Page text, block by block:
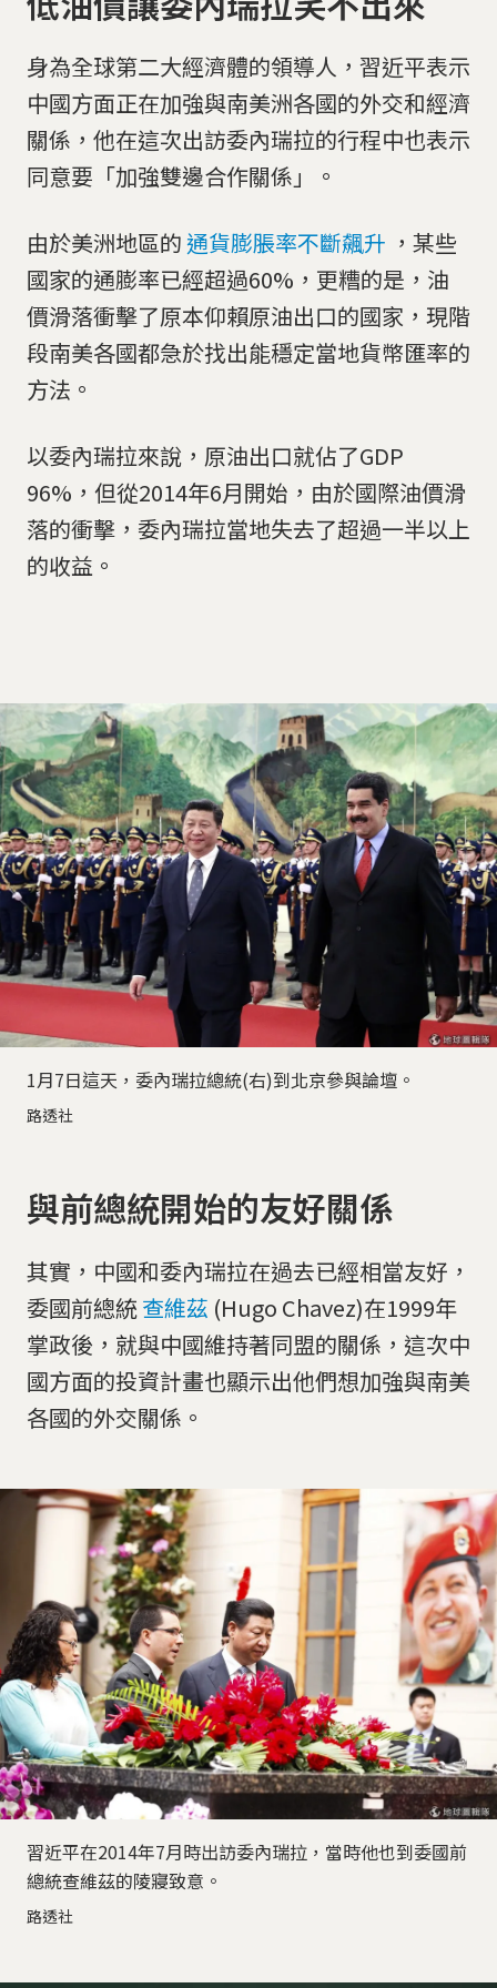
身為全球第二大經濟體的領導人，習近平表示
中國方面正在加強與南美洲各國的外交和經濟
關係，他在這次出訪委內瑞拉的行程中也表示
同意要「加強雙邊合作關係」。
由於美洲地區的通貨膨脹率不斷飆升 ，某些
國家的通膨率已經超過60%，更糟的是，油
價滑落衝擊了原本仰賴原油出口的國家，現階
段南美各國都急於找出能穩定當地貨幣匯率的
方法。
以委內瑞拉來說，原油出口就佔了GDP
96%，但從2014年6月開始，由於國際油價滑
落的衝擊，委內瑞拉當地失去了超過一半以上
的收益。
1月7日這天，委內瑞拉總統(右)到北京參與論壇。
路透社
與前總統開始的友好關係
其實，中國和委內瑞拉在過去已經相當友好，
委國前總統查維茲 (Hugo Chavez)在1999年
掌政後，就與中國維持著同盟的關係，這次中
國方面的投資計畫也顯示出他們想加強與南美
各國的外交關係。
習近平在2014年7月時出訪委內瑞拉，當時他也到委國前
總統查維茲的陵寢致意。
路透社